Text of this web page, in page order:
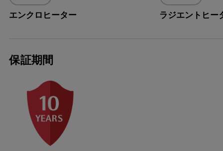
エンクロヒーター ラジエントヒー
保証期間